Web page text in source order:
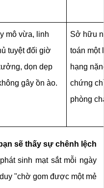
mô vừa, linh
tuyệt đối giờ
dọn dẹp
gây ồn ào.
Sở hữu
toán một
hạng
chứng
phòng
sẽ thấy sự chênh lệch
sinh mạt sắt mỗi ngày
"chờ gom được một mẻ